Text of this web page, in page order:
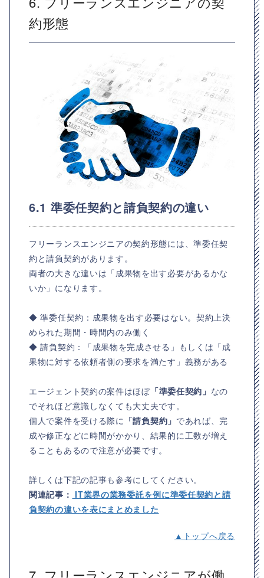
約形態
6.1 準委任契約と請負契約の違い
フリーランスエンジニアの契約形態には、準委任契
約と請負契約があります。
両者の大きな違いは「成果物を出す必要があるかな
いか」になります。
◆ 準委任契約：成果物を出す必要はない。契約上決
められた期間・時間内のみ働く
◆ 請負契約：「成果物を完成させる」もしくは「成
果物に対する依頼者側の要求を満たす」義務がある
エージェント契約の案件はほぼ「準委任契約」 なの
でそれほど意識しなくても大丈夫です。
個人で案件を受ける際に 「請負契約」 であれば、完
成や修正などに時間がかかり、結果的に工数が増え
ることもあるので注意が必要です。
詳しくは下記の記事も参考にしてください。
関連記事： IT業界の業務委託を例に準委任契約と請
負契約の違いを表にまとめました
▲トップへ戻る